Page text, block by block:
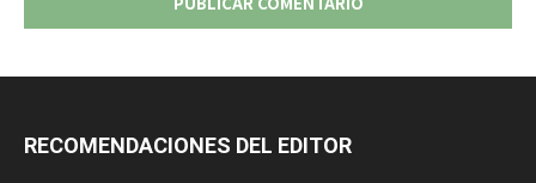
RECOMENDACIONES DEL EDITOR